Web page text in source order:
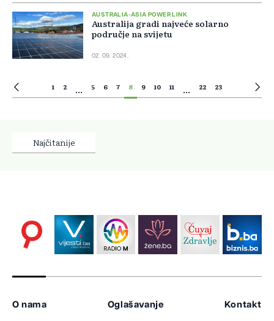
AUSTRALIA-ASIA POWER LINK
Australija gradi najveće solarno
područje na svijetu
02. 09. 2024.
1 2 ... 5 6 7 8 9 10 11 ... 22 23
Najčitanije
O nama Oglašavanje Kontakt